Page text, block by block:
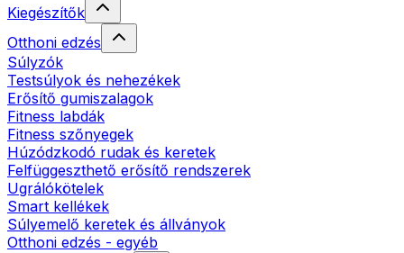
Kiegészítők
Otthoni edzés
Súlyzók
Testsúlyok és nehezékek
Erősítő gumiszalagok
Fitness labdák
Fitness szőnyegek
Húzódzkodó rudak és keretek
Felfüggeszthető erősítő rendszerek
Ugrálókötelek
Smart kellékek
Súlyemelő keretek és állványok
Otthoni edzés - egyéb